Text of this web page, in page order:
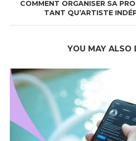
COMMENT ORGANISER SA
TANT QU’ARTISTE
YOU MAY ALSO